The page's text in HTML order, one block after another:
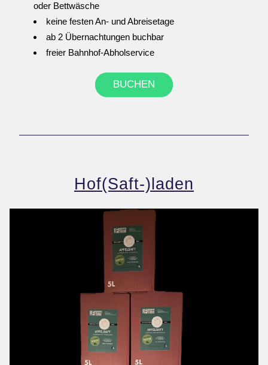
oder Bettwäsche
keine festen An- und Abreisetage
ab 2 Übernachtungen buchbar
freier Bahnhof-Abholservice
BUCHEN
Hof(Saft-)laden